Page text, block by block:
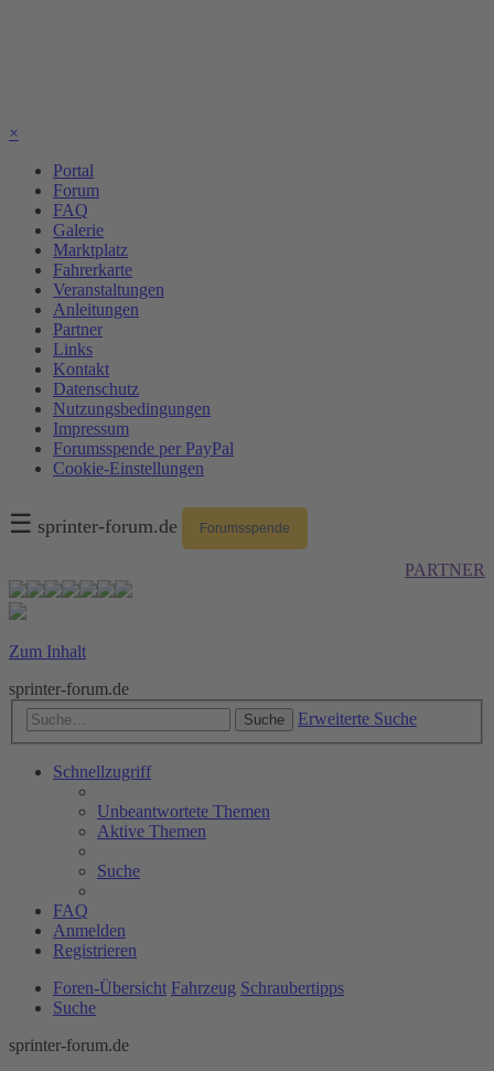
×
Portal
Forum
FAQ
Galerie
Marktplatz
Fahrerkarte
Veranstaltungen
Anleitungen
Partner
Links
Kontakt
Datenschutz
Nutzungsbedingungen
Impressum
Forumsspende per PayPal
Cookie-Einstellungen
☰ sprinter-forum.de Forumsspende
PARTNER
Zum Inhalt
sprinter-forum.de
Suche Erweiterte Suche
Schnellzugriff
Unbeantwortete Themen
Aktive Themen
Suche
FAQ
Anmelden
Registrieren
Foren-Übersicht Fahrzeug Schraubertipps
Suche
sprinter-forum.de